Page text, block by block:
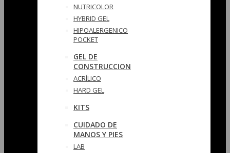
NUTRICOLOR
HYBRID GEL
HIPOALERGENICO
POCKET
GEL DE
CONSTRUCCION
ACRÍLICO
HARD GEL
KITS
CUIDADO DE
MANOS Y PIES
LAB